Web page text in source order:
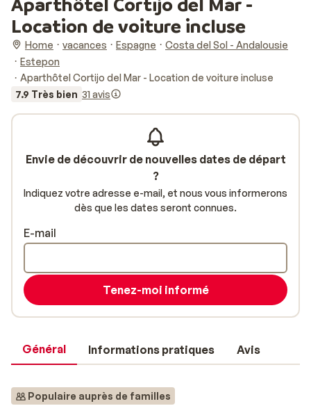
Location de voiture incluse
Home vacances Espagne
Costa del Sol - Andalousie
Estepon
Aparthôtel Cortijo del Mar - Location de voiture incluse
7.9 Très bien 31 avis
Général Informations pratiques Avis
Populaire auprès de familles
Envie de découvrir de nouvelles dates de départ
?
Indiquez votre adresse e-mail, et nous vous informerons
dès que les dates seront connues.
E-mail
Tenez-moi informé